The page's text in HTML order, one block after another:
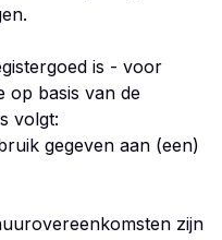
is - voor
op basis van de
volgt:
gegeven aan (een)
zijn